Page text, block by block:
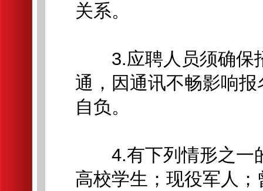
关系。
3.应聘人员须确保
通，因通讯不畅影响
自负。
4.有下列情形之一
高校学生；现役军人